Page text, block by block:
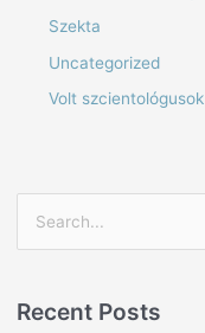
Szekta
Uncategorized
Volt szcientológusok
rRecent Posts